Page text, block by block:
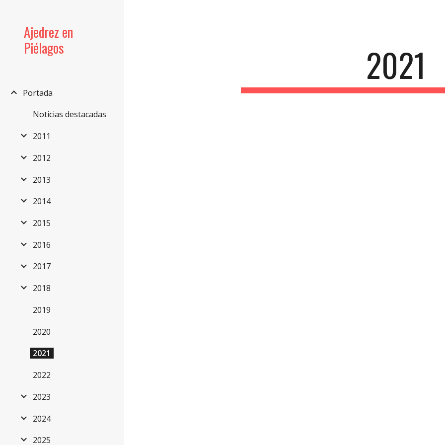
Ajedrez en
Piélagos
Portada
Noticias destacadas
2011
2012
2013
2014
2015
2016
2017
2018
2019
2020
2021
2022
2023
2024
2025
2021